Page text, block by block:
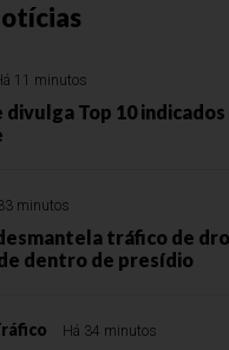
11 minutos
divulga Top 10
minutos
tráfico de
dentro de presídio
Há 34 minutos